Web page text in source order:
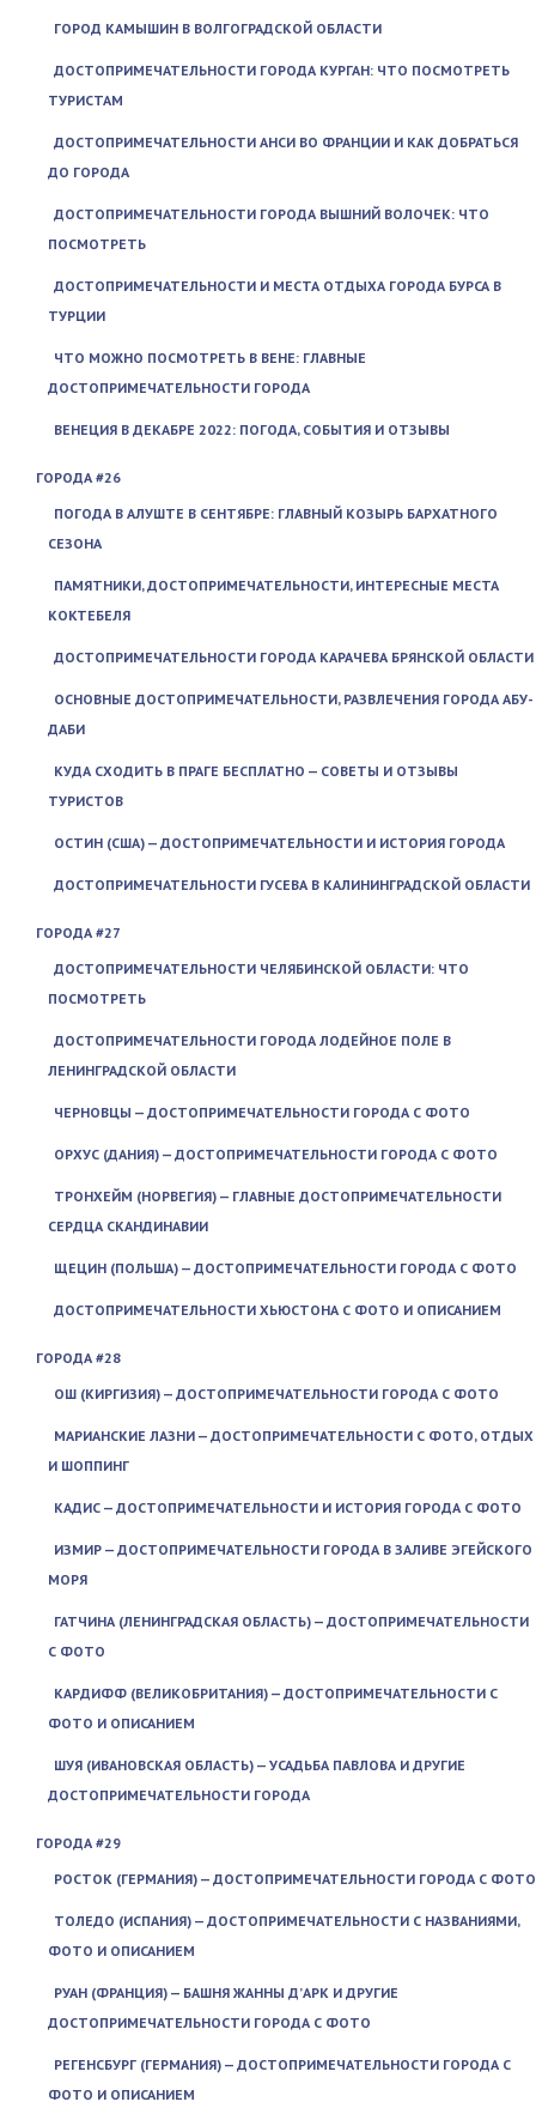
ГОРОД КАМЫШИН В ВОЛГОГРАДСКОЙ ОБЛАСТИ
ДОСТОПРИМЕЧАТЕЛЬНОСТИ ГОРОДА КУРГАН: ЧТО ПОСМОТРЕТЬ
ТУРИСТАМ
ДОСТОПРИМЕЧАТЕЛЬНОСТИ АНСИ ВО ФРАНЦИИ И КАК ДОБРАТЬСЯ
ДО ГОРОДА
ДОСТОПРИМЕЧАТЕЛЬНОСТИ ГОРОДА ВЫШНИЙ ВОЛОЧЕК: ЧТО
ПОСМОТРЕТЬ
ДОСТОПРИМЕЧАТЕЛЬНОСТИ И МЕСТА ОТДЫХА ГОРОДА БУРСА В
ТУРЦИИ
ЧТО МОЖНО ПОСМОТРЕТЬ В ВЕНЕ: ГЛАВНЫЕ
ДОСТОПРИМЕЧАТЕЛЬНОСТИ ГОРОДА
ВЕНЕЦИЯ В ДЕКАБРЕ 2022: ПОГОДА, СОБЫТИЯ И ОТЗЫВЫ
ГОРОДА #26
ПОГОДА В АЛУШТЕ В СЕНТЯБРЕ: ГЛАВНЫЙ КОЗЫРЬ БАРХАТНОГО
СЕЗОНА
ПАМЯТНИКИ, ДОСТОПРИМЕЧАТЕЛЬНОСТИ, ИНТЕРЕСНЫЕ МЕСТА
КОКТЕБЕЛЯ
ДОСТОПРИМЕЧАТЕЛЬНОСТИ ГОРОДА КАРАЧЕВА БРЯНСКОЙ ОБЛАСТИ
ОСНОВНЫЕ ДОСТОПРИМЕЧАТЕЛЬНОСТИ, РАЗВЛЕЧЕНИЯ ГОРОДА АБУ-
ДАБИ
КУДА СХОДИТЬ В ПРАГЕ БЕСПЛАТНО — СОВЕТЫ И ОТЗЫВЫ
ТУРИСТОВ
ОСТИН (США) — ДОСТОПРИМЕЧАТЕЛЬНОСТИ И ИСТОРИЯ ГОРОДА
ДОСТОПРИМЕЧАТЕЛЬНОСТИ ГУСЕВА В КАЛИНИНГРАДСКОЙ ОБЛАСТИ
ГОРОДА #27
ДОСТОПРИМЕЧАТЕЛЬНОСТИ ЧЕЛЯБИНСКОЙ ОБЛАСТИ: ЧТО
ПОСМОТРЕТЬ
ДОСТОПРИМЕЧАТЕЛЬНОСТИ ГОРОДА ЛОДЕЙНОЕ ПОЛЕ В
ЛЕНИНГРАДСКОЙ ОБЛАСТИ
ЧЕРНОВЦЫ — ДОСТОПРИМЕЧАТЕЛЬНОСТИ ГОРОДА С ФОТО
ОРХУС (ДАНИЯ) — ДОСТОПРИМЕЧАТЕЛЬНОСТИ ГОРОДА С ФОТО
ТРОНХЕЙМ (НОРВЕГИЯ) — ГЛАВНЫЕ ДОСТОПРИМЕЧАТЕЛЬНОСТИ
СЕРДЦА СКАНДИНАВИИ
ЩЕЦИН (ПОЛЬША) — ДОСТОПРИМЕЧАТЕЛЬНОСТИ ГОРОДА С ФОТО
ДОСТОПРИМЕЧАТЕЛЬНОСТИ ХЬЮСТОНА С ФОТО И ОПИСАНИЕМ
ГОРОДА #28
ОШ (КИРГИЗИЯ) — ДОСТОПРИМЕЧАТЕЛЬНОСТИ ГОРОДА С ФОТО
МАРИАНСКИЕ ЛАЗНИ — ДОСТОПРИМЕЧАТЕЛЬНОСТИ С ФОТО, ОТДЫХ
И ШОППИНГ
КАДИС — ДОСТОПРИМЕЧАТЕЛЬНОСТИ И ИСТОРИЯ ГОРОДА С ФОТО
ИЗМИР — ДОСТОПРИМЕЧАТЕЛЬНОСТИ ГОРОДА В ЗАЛИВЕ ЭГЕЙСКОГО
МОРЯ
ГАТЧИНА (ЛЕНИНГРАДСКАЯ ОБЛАСТЬ) — ДОСТОПРИМЕЧАТЕЛЬНОСТИ
С ФОТО
КАРДИФФ (ВЕЛИКОБРИТАНИЯ) — ДОСТОПРИМЕЧАТЕЛЬНОСТИ С
ФОТО И ОПИСАНИЕМ
ШУЯ (ИВАНОВСКАЯ ОБЛАСТЬ) — УСАДЬБА ПАВЛОВА И ДРУГИЕ
ДОСТОПРИМЕЧАТЕЛЬНОСТИ ГОРОДА
ГОРОДА #29
РОСТОК (ГЕРМАНИЯ) — ДОСТОПРИМЕЧАТЕЛЬНОСТИ ГОРОДА С ФОТО
ТОЛЕДО (ИСПАНИЯ) — ДОСТОПРИМЕЧАТЕЛЬНОСТИ С НАЗВАНИЯМИ,
ФОТО И ОПИСАНИЕМ
РУАН (ФРАНЦИЯ) — БАШНЯ ЖАННЫ Д’АРК И ДРУГИЕ
ДОСТОПРИМЕЧАТЕЛЬНОСТИ ГОРОДА С ФОТО
РЕГЕНСБУРГ (ГЕРМАНИЯ) — ДОСТОПРИМЕЧАТЕЛЬНОСТИ ГОРОДА С
ФОТО И ОПИСАНИЕМ